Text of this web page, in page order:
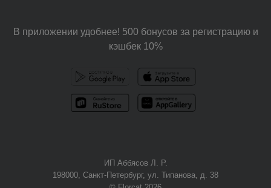
В приложении удобнее! 500 бонусов за регистрацию и
кэшбек 10%
ИП Аббясов Л. Р.
198000, Санкт-Петербург, ул. Типанова, д. 38